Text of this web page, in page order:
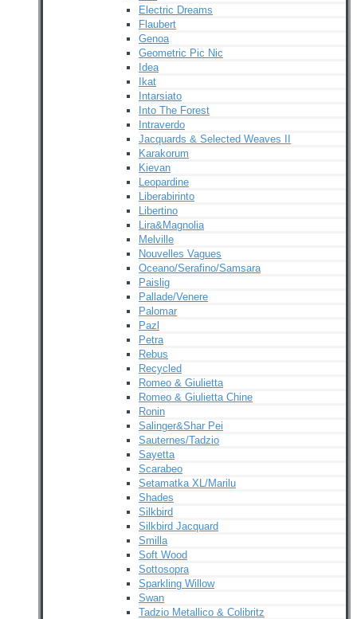
Electric Dreams
Flaubert
Genoa
Geometric Pic Nic
Idea
Ikat
Intarsiato
Into The Forest
Intraverdo
Jacquards & Selected Weaves II
Karakorum
Kievan
Leopardine
Liberabirinto
Libertino
Lira&Magnolia
Melville
Nouvelles Vagues
Oceano/Serafino/Samsara
Paislig
Pallade/Venere
Palomar
Pazl
Petra
Rebus
Recycled
Romeo & Giulietta
Romeo & Giulietta Chine
Ronin
Salinger&Shar Pei
Sauternes/Tadzio
Sayetta
Scarabeo
Setamatka XL/Marilu
Shades
Silkbird
Silkbird Jacquard
Smilla
Soft Wood
Sottosopra
Sparkling Willow
Swan
Tadzio Metallico & Colibritz